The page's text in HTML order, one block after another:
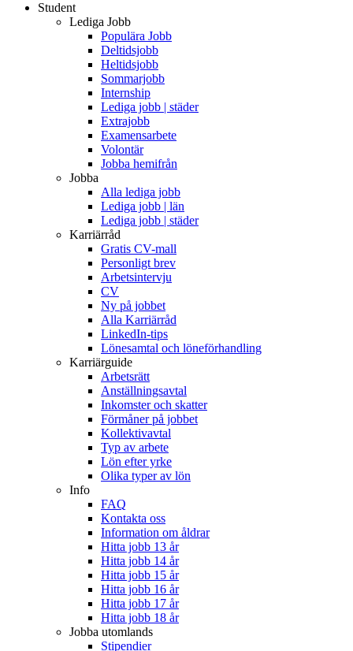
Student
Lediga Jobb
Populära Jobb
Deltidsjobb
Heltidsjobb
Sommarjobb
Internship
Lediga jobb | städer
Extrajobb
Examensarbete
Volontär
Jobba hemifrån
Jobba
Alla lediga jobb
Lediga jobb | län
Lediga jobb | städer
Karriärråd
Gratis CV-mall
Personligt brev
Arbetsintervju
CV
Ny på jobbet
Alla Karriärråd
LinkedIn-tips
Lönesamtal och löneförhandling
Karriärguide
Arbetsrätt
Anställningsavtal
Inkomster och skatter
Förmåner på jobbet
Kollektivavtal
Typ av arbete
Lön efter yrke
Olika typer av lön
Info
FAQ
Kontakta oss
Information om åldrar
Hitta jobb 13 år
Hitta jobb 14 år
Hitta jobb 15 år
Hitta jobb 16 år
Hitta jobb 17 år
Hitta jobb 18 år
Jobba utomlands
Stipendier